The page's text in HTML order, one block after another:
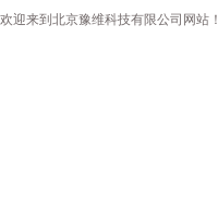
欢迎来到北京豫维科技有限公司网站！